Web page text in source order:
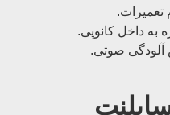
تعمیرات.
به داخل کانوپی.
صوتی.